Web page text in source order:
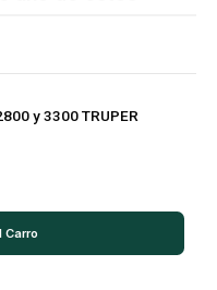
y 3300 TRUPER
Carro